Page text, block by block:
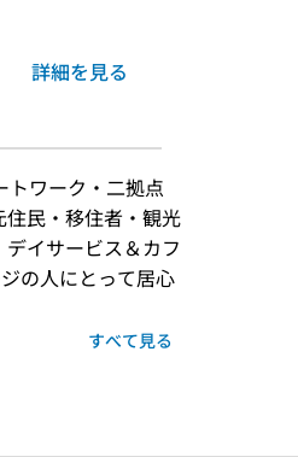
詳細を見る
トワーク・二拠点
民・移住者・観光
イサービス＆カフ
の人にとって居心
すべて見る